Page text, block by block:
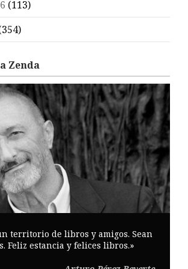
(113)
Zenda
territorio de libros y amigos. Sean
Feliz estancia y felices libros.»